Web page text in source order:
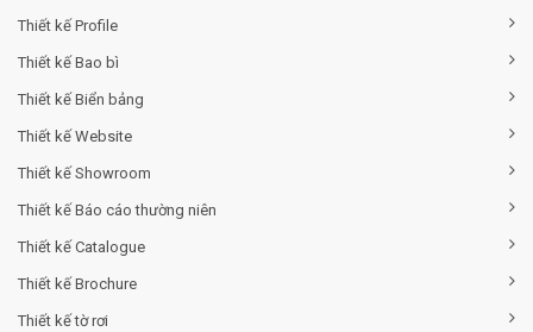
Thiết kế Profile
Thiết kế Bao bì
Thiết kế Biển bảng
Thiết kế Website
Thiết kế Showroom
Thiết kế Báo cáo thường niên
Thiết kế Catalogue
Thiết kế Brochure
Thiết kế tờ rơi